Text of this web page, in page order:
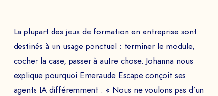
La plupart des jeux de formation en entreprise sont
destinés à un usage ponctuel : terminer le module,
cocher la case, passer à autre chose. Johanna nous
explique pourquoi Emeraude Escape conçoit ses
agents IA différemment : « Nous ne voulons pas d’un